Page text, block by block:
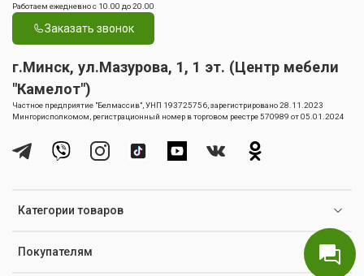
Категории товаров
Покупателям
Работаем ежедневно с 10.00 до 20.00
Заказать звонок
г.Минск, ул.Мазурова, 1, 1 эт. (Центр мебели
"Камелот")
Частное предприятие "Белмассив", УНП 193725756, зарегистрировано 28.11.2023
Мингорисполкомом, регистрационный номер в торговом реестре 570989 от 05.01.2024